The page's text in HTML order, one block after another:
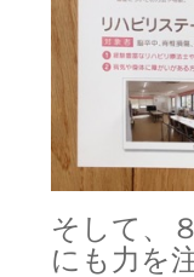
そして、
にも力を